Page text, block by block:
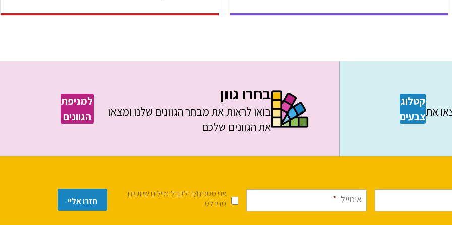
את
קטלוג
צבעים
בחרו גוון
בואו לראות את מבחר הגוונים שלנו ומצאו
את הגוונים שלכם
למניפת
הגוונים
אימייל *
אני מסכים/ה לקבל מיילים שיווקיים
מנירלט
חזרו אליי